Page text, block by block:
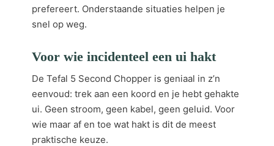
prefereert. Onderstaande situaties helpen je
snel op weg.
Voor wie incidenteel een ui hakt
De Tefal 5 Second Chopper is geniaal in z’n
eenvoud: trek aan een koord en je hebt gehakte
ui. Geen stroom, geen kabel, geen geluid. Voor
wie maar af en toe wat hakt is dit de meest
praktische keuze.